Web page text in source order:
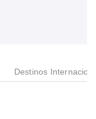
Destinos